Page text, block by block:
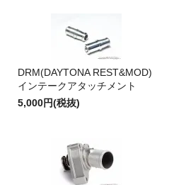
DRM(DAYTONA REST&MOD)
インテークアタッチメント
5,000円(税抜)